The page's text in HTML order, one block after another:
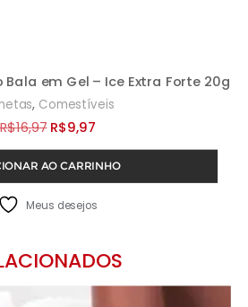
em Gel – Ice Extra Forte 20g
, Comestíveis
R$16,97 O
preço
original
era:
R$9,97O
preço
atual
AO CARRINHO
Meus desejos